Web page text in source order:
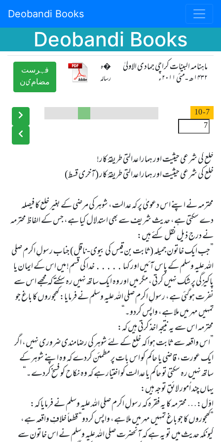
Deobandi Books
Deobandi Books
ماہنامہ البینات کراچی جمادی الاولیٰ
۱۴۳۲ھ -مئی ۲۰۱۱ء
�ہ
رسالہ
ﻓﮩﺮﺳﺖ
ﻣﻀﺎﻡیﻥ
7
- 10